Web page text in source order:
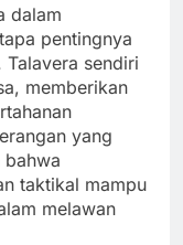
dalam
pentingnya
sendiri
memberikan
yang
bahwa
taktikal mampu
melawan